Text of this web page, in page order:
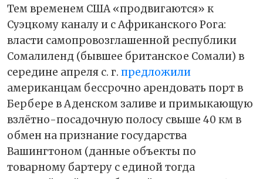
Тем временем США «продвигаются» к
Суэцкому каналу и с Африканского Рога:
власти самопровозглашенной республики
Сомалиленд (бывшее британское Сомали) в
середине апреля с. г. предложили
американцам бессрочно арендовать порт в
Бербере в Аденском заливе и примыкающую
взлётно-посадочную полосу свыше 40 км в
обмен на признание государства
Вашингтоном (данные объекты по
товарному бартеру с единой тогда